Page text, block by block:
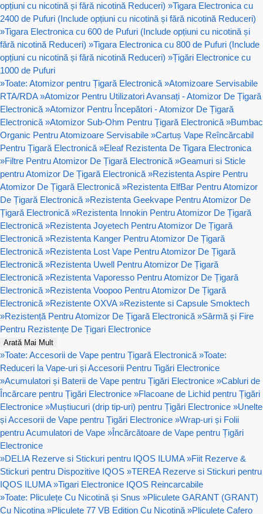
opțiuni cu nicotină și fără nicotină Reduceri) »Tigara Electronica cu
2400 de Pufuri (Include opțiuni cu nicotină și fără nicotină Reduceri)
»Tigara Electronica cu 600 de Pufuri (Include opțiuni cu nicotină și
fără nicotină Reduceri) »Tigara Electronica cu 800 de Pufuri (Include
opțiuni cu nicotină și fără nicotină Reduceri) »Țigări Electronice cu
1000 de Pufuri
»Toate: Atomizor pentru Țigară Electronică »Atomizoare Servisabile
RTA/RDA »Atomizor Pentru Utilizatori Avansați - Atomizor De Țigară
Electronică »Atomizor Pentru Începători - Atomizor De Țigară
Electronică »Atomizor Sub-Ohm Pentru Țigară Electronică »Bumbac
Organic Pentru Atomizoare Servisabile »Cartuș Vape Reîncărcabil
Pentru Țigară Electronică »Eleaf Rezistenta De Tigara Electronica
»Filtre Pentru Atomizor De Țigară Electronică »Geamuri si Sticle
pentru Atomizor De Țigară Electronică »Rezistenta Aspire Pentru
Atomizor De Țigară Electronică »Rezistenta ElfBar Pentru Atomizor
De Țigară Electronică »Rezistenta Geekvape Pentru Atomizor De
Țigară Electronică »Rezistenta Innokin Pentru Atomizor De Țigară
Electronică »Rezistenta Joyetech Pentru Atomizor De Țigară
Electronică »Rezistenta Kanger Pentru Atomizor De Țigară
Electronică »Rezistenta Lost Vape Pentru Atomizor De Țigară
Electronică »Rezistenta Uwell Pentru Atomizor De Țigară
Electronică »Rezistenta Vaporesso Pentru Atomizor De Țigară
Electronică »Rezistenta Voopoo Pentru Atomizor De Țigară
Electronică »Rezistente OXVA »Rezistente si Capsule Smoktech
»Rezistență Pentru Atomizor De Țigară Electronică »Sârmă și Fire
Pentru Rezistențe De Țigari Electronice
Arată Mai Mult
»Toate: Accesorii de Vape pentru Țigară Electronică »Toate:
Reduceri la Vape-uri și Accesorii Pentru Tigări Electronice
»Acumulatori și Baterii de Vape pentru Țigări Electronice »Cabluri de
Încărcare pentru Țigări Electronice »Flacoane de Lichid pentru Țigări
Electronice »Muștiucuri (drip tip-uri) pentru Țigări Electronice »Unelte
și Accesorii de Vape pentru Țigări Electronice »Wrap-uri și Folii
pentru Acumulatori de Vape »Încărcătoare de Vape pentru Țigări
Electronice
»DELIA Rezerve si Stickuri pentru IQOS ILUMA »Fiit Rezerve &
Stickuri pentru Dispozitive IQOS »TEREA Rezerve si Stickuri pentru
IQOS ILUMA »Tigari Electronice IQOS Reincarcabile
»Toate: Pliculețe Cu Nicotină și Snus »Pliculete GARANT (GRANT)
Cu Nicotina »Pliculețe 77 VB Edition Cu Nicotină »Pliculețe Cafero